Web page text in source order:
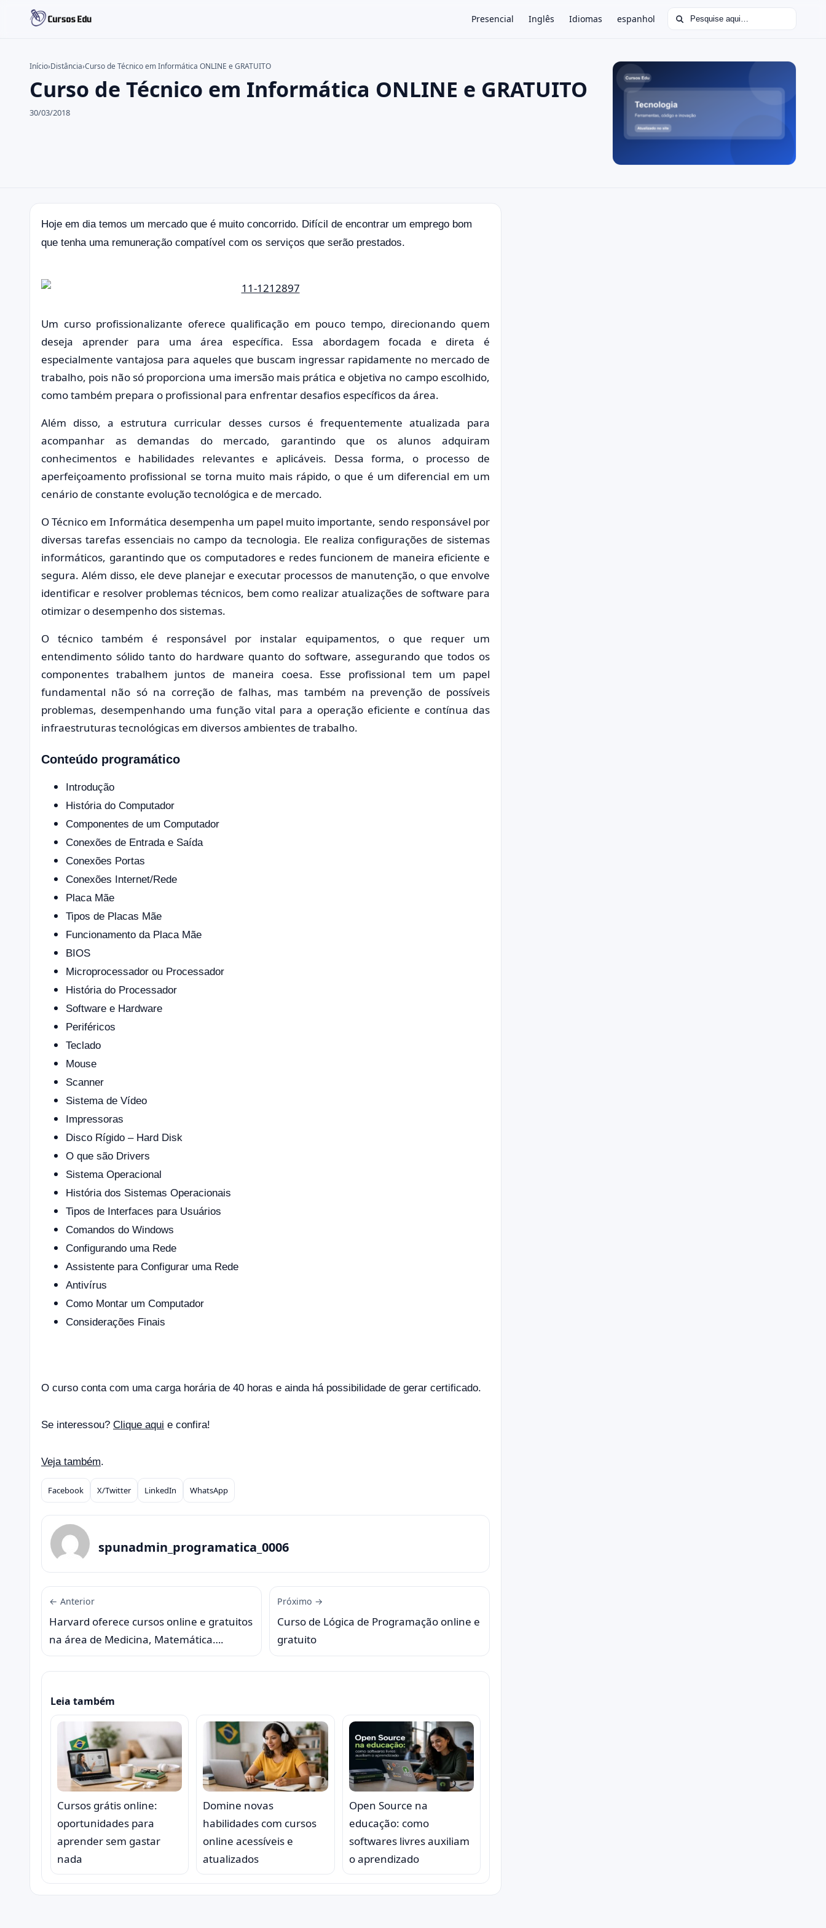
Presencial Inglês Idiomas espanhol Buscar por:
Buscar no site ×
Início›Distância›Curso de Técnico em Informática ONLINE e GRATUITO
Curso de Técnico em Informática ONLINE e GRATUITO
30/03/2018
Hoje em dia temos um mercado que é muito concorrido. Difícil de encontrar um emprego bom
que tenha uma remuneração compatível com os serviços que serão prestados.
Um curso profissionalizante oferece qualificação em pouco tempo, direcionando quem
deseja aprender para uma área específica. Essa abordagem focada e direta é
especialmente vantajosa para aqueles que buscam ingressar rapidamente no mercado de
trabalho, pois não só proporciona uma imersão mais prática e objetiva no campo escolhido,
como também prepara o profissional para enfrentar desafios específicos da área.
Além disso, a estrutura curricular desses cursos é frequentemente atualizada para
acompanhar as demandas do mercado, garantindo que os alunos adquiram
conhecimentos e habilidades relevantes e aplicáveis. Dessa forma, o processo de
aperfeiçoamento profissional se torna muito mais rápido, o que é um diferencial em um
cenário de constante evolução tecnológica e de mercado.
O Técnico em Informática desempenha um papel muito importante, sendo responsável por
diversas tarefas essenciais no campo da tecnologia. Ele realiza configurações de sistemas
informáticos, garantindo que os computadores e redes funcionem de maneira eficiente e
segura. Além disso, ele deve planejar e executar processos de manutenção, o que envolve
identificar e resolver problemas técnicos, bem como realizar atualizações de software para
otimizar o desempenho dos sistemas.
O técnico também é responsável por instalar equipamentos, o que requer um
entendimento sólido tanto do hardware quanto do software, assegurando que todos os
componentes trabalhem juntos de maneira coesa. Esse profissional tem um papel
fundamental não só na correção de falhas, mas também na prevenção de possíveis
problemas, desempenhando uma função vital para a operação eficiente e contínua das
infraestruturas tecnológicas em diversos ambientes de trabalho.
Conteúdo programático
Introdução
História do Computador
Componentes de um Computador
Conexões de Entrada e Saída
Conexões Portas
Conexões Internet/Rede
Placa Mãe
Tipos de Placas Mãe
Funcionamento da Placa Mãe
BIOS
Microprocessador ou Processador
História do Processador
Software e Hardware
Periféricos
Teclado
Mouse
Scanner
Sistema de Vídeo
Impressoras
Disco Rígido – Hard Disk
O que são Drivers
Sistema Operacional
História dos Sistemas Operacionais
Tipos de Interfaces para Usuários
Comandos do Windows
Configurando uma Rede
Assistente para Configurar uma Rede
Antivírus
Como Montar um Computador
Considerações Finais
O curso conta com uma carga horária de 40 horas e ainda há possibilidade de gerar certificado.
Se interessou? Clique aqui e confira!
Veja também.
Compartilhar
Facebook X/Twitter LinkedIn WhatsApp
spunadmin_programatica_0006
← Anterior
Harvard oferece cursos online e gratuitos
na área de Medicina, Matemática….
Próximo →
Curso de Lógica de Programação online e
gratuito
Leia também
Cursos grátis online:
oportunidades para
aprender sem gastar
nada
Domine novas
habilidades com cursos
online acessíveis e
atualizados
Open Source na
educação: como
softwares livres auxiliam
o aprendizado